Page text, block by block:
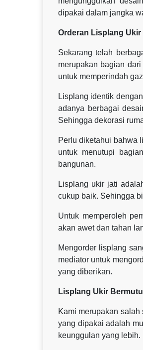
dipakai dalam jangka
Orderan Lisplang
Sekarang telah
merupakan bagian
untuk memperindah
Lisplang identik
adanya berbagai
Sehingga dekorasi
Perlu diketahui bahwa
untuk menutupi
bangunan.
Lisplang ukir jati
cukup baik. Sehingga
Untuk memperoleh
akan awet dan tahan
Mengorder lisplang
mediator untuk
yang diberikan.
Lisplang Ukir Bermutu
Kami merupakan
yang dipakai adalah
keunggulan yang lebih.